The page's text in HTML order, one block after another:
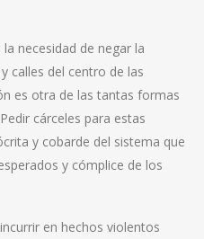
necesidad de negar la
calles del centro de las
es otra de las tantas formas
cárceles para estas
y cobarde del sistema que
y cómplice de los
en hechos violentos